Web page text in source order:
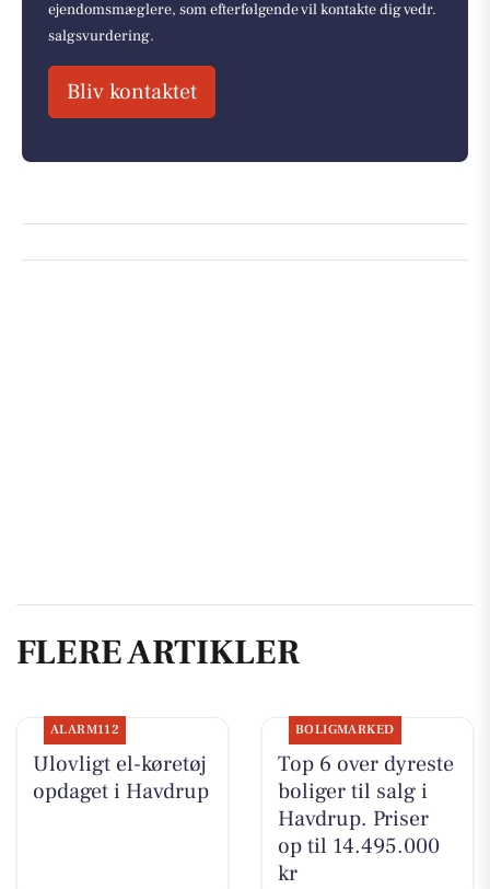
ejendomsmæglere, som efterfølgende vil kontakte dig vedr.
salgsvurdering.
Bliv kontaktet
FLERE ARTIKLER
ALARM112
Ulovligt el-køretøj
opdaget i Havdrup
BOLIGMARKED
Top 6 over dyreste
boliger til salg i
Havdrup. Priser
op til 14.495.000
kr